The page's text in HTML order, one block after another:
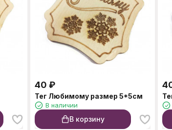
40 ₽
Тег Любимому размер 5*5см
В наличии
В корзину